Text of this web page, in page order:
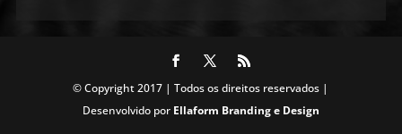
© Copyright 2017 | Todos os direitos reservados |
Desenvolvido por Ellaform Branding e Design